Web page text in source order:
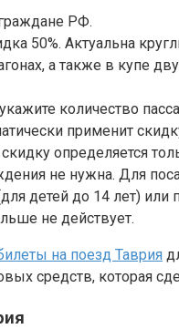
РФ.
50%. Актуальна
а также в купе
количество
применит
определяется
не нужна. Для
детей до 14 лет) или
не действует.
на поезд Таврия
средств, которая